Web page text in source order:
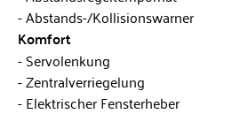
Abstands-/Kollisionswarner
Komfort
Servolenkung
Zentralverriegelung
Elektrischer Fensterheber